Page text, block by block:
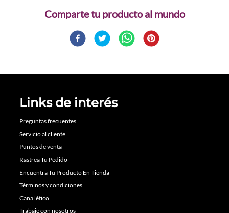
Comparte
Links de interés
Preguntas frecuentes
Servicio al cliente
Puntos de venta
Rastrea Tu Pedido
Encuentra Tu Producto En Tienda
Términos y condiciones
Canal ético
Trabaje con nosotros